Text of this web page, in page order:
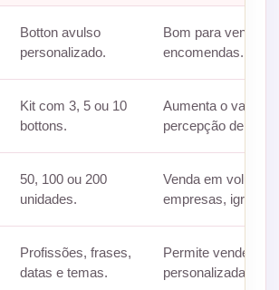
Botton avulso
personalizado.
Bom para vendas
encomendas.
Kit com 3, 5 ou 10
bottons.
Aumenta o valor
percepção de
50, 100 ou 200
unidades.
Venda em volume
empresas, igrejas
Profissões, frases,
datas e temas.
Permite vender
personalizada